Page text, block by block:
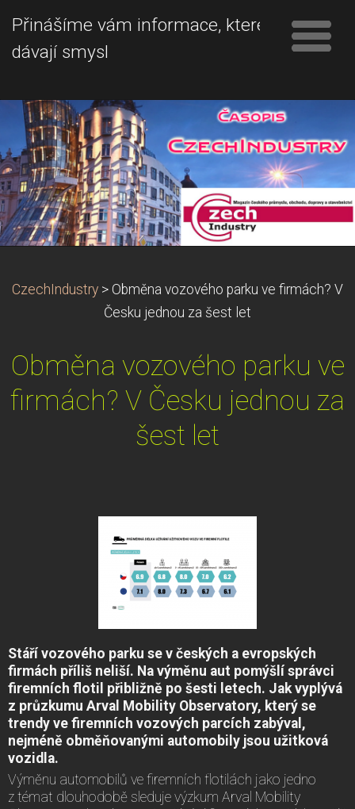
Přinášíme vám informace, které
dávají smysl
CzechIndustry > Obměna vozového parku ve firmách? V
Česku jednou za šest let
Obměna vozového parku ve
firmách? V Česku jednou za
šest let
Stáří vozového parku se v českých a evropských
firmách příliš neliší. Na výměnu aut pomýšlí správci
firemních flotil přibližně po šesti letech. Jak vyplývá
z průzkumu Arval Mobility Observatory, který se
trendy ve firemních vozových parcích zabýval,
nejméně obměňovanými automobily jsou užitková
vozidla.
Výměnu automobilů ve firemních flotilách jako jedno
z témat dlouhodobě sleduje výzkum Arval Mobility